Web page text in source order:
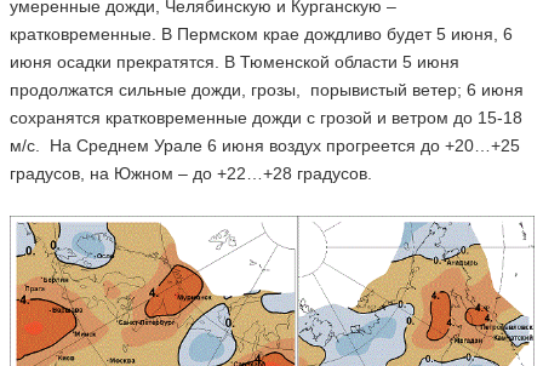
умеренные дожди, Челябинскую и Курганскую –
кратковременные. В Пермском крае дождливо будет 5 июня, 6
июня осадки прекратятся. В Тюменской области 5 июня
продолжатся сильные дожди, грозы, порывистый ветер; 6 июня
сохранятся кратковременные дожди с грозой и ветром до 15-18
м/с. На Среднем Урале 6 июня воздух прогреется до +20…+25
градусов, на Южном – до +22…+28 градусов.